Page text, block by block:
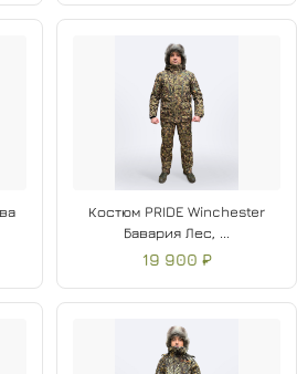
Костюм PRIDE Winchester
Бавария Лес, ...
19 900 ₽